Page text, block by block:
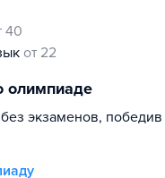
40
от 22
олимпиаде
экзаменов,